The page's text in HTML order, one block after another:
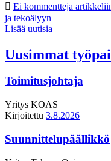
Ei kommentteja
ja tekoälyyn
Lisää uutisia
Uusimmat
Toimitusjohtaja
Yritys KOAS
Kirjoitettu 3.8.2026
Suunnittelupäällikkö